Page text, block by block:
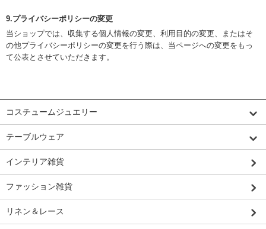
9.プライバシーポリシーの変更
当ショップでは、収集する個人情報の変更、利用目的の変更、またはそ
の他プライバシーポリシーの変更を行う際は、当ページへの変更をもっ
て公表とさせていただきます。
コスチュームジュエリー
テーブルウェア
インテリア雑貨
ファッション雑貨
リネン＆レース